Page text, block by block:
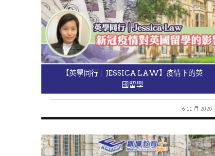
【英學同行｜JESSICA LAW】疫情下的英
國留學
6 11 月 2020